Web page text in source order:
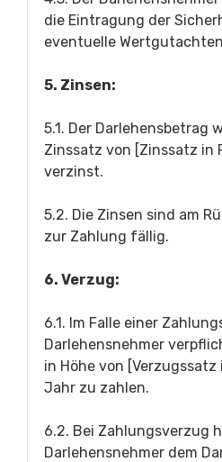
die Eintragung der
eventuelle
5. Zinsen:
5.1. Der Darlehensbetrag
Zinssatz von [Zinssatz in
verzinst.
5.2. Die Zinsen sind am
zur Zahlung fällig.
6. Verzug:
6.1. Im Falle einer
Darlehensnehmer
in Höhe von [Verzugssatz
Jahr zu zahlen.
6.2. Bei Zahlungsverzug
Darlehensnehmer dem